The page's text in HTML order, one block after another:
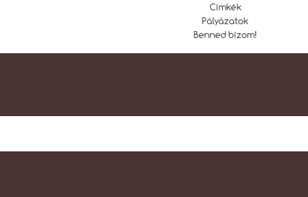
Címkék
Pályázatok
Benned bízom!